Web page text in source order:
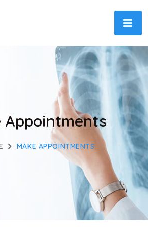
Appointments
MAKE APPOINTMENTS